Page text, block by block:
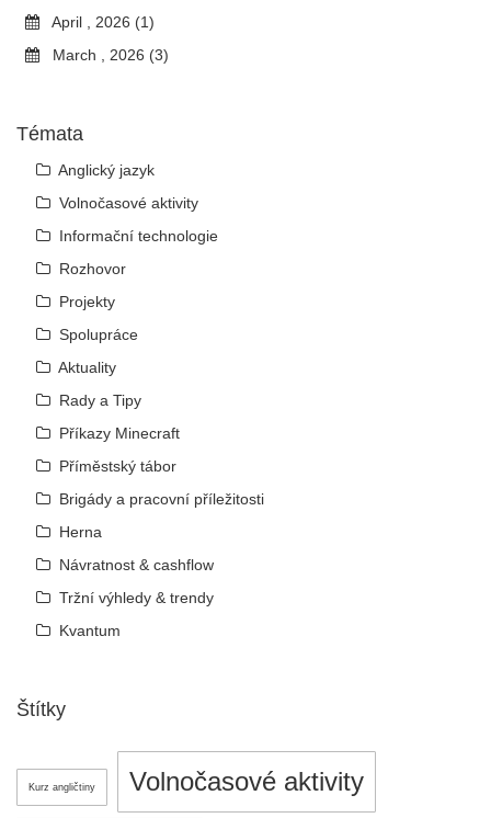
April , 2026 (1)
March , 2026 (3)
Témata
Anglický jazyk
Volnočasové aktivity
Informační technologie
Rozhovor
Projekty
Spolupráce
Aktuality
Rady a Tipy
Příkazy Minecraft
Příměstský tábor
Brigády a pracovní příležitosti
Herna
Návratnost & cashflow
Tržní výhledy & trendy
Kvantum
Štítky
Kurz angličtiny Volnočasové aktivity